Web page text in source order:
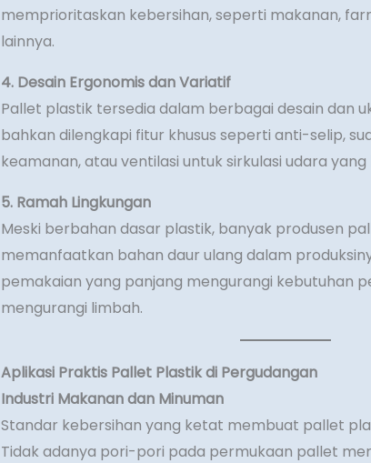
memprioritaskan kebersihan, seperti makanan,
lainnya.
4. Desain Ergonomis dan Variatif
Pallet plastik tersedia dalam berbagai desain dan
bahkan dilengkapi fitur khusus seperti anti-selip,
keamanan, atau ventilasi untuk sirkulasi udara yang
5. Ramah Lingkungan
Meski berbahan dasar plastik, banyak produsen
memanfaatkan bahan daur ulang dalam
pemakaian yang panjang mengurangi kebutuhan
mengurangi limbah.
Aplikasi Praktis Pallet Plastik di Pergudangan
Industri Makanan dan Minuman
Standar kebersihan yang ketat membuat pallet
Tidak adanya pori-pori pada permukaan pallet